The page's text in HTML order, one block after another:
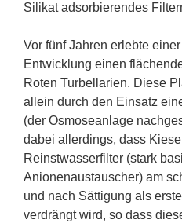
Silikat adsorbierendes
Vor fünf Jahren erlebte
Entwicklung einen
Roten Turbellarien. Diese
allein durch den Einsatz
(der Osmoseanlage
dabei allerdings, dass
Reinstwasserfilter (stark
Anionenaustauscher) am
und nach Sättigung als
verdrängt wird, so dass